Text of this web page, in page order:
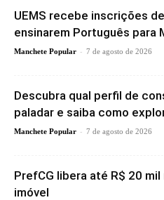
UEMS recebe inscrições
ensinarem Português para
Manchete Popular - 7 de agosto de 2026
Descubra qual perfil de
paladar e saiba como
Manchete Popular - 7 de agosto de 2026
PrefCG libera até R$ 20
imóvel